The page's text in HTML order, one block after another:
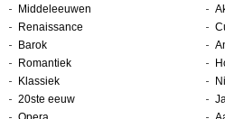
Middeleeuwen
Renaissance
Barok
Romantiek
Klassiek
20ste eeuw